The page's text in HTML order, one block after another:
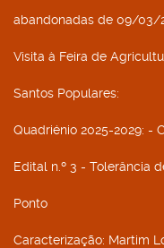
abandonadas de 09/03/
Visita à Feira de
Santos Populares:
Quadriénio 2025-2029: -
Edital n.º 3 - Tolerância
Ponto
Caracterização: Martim